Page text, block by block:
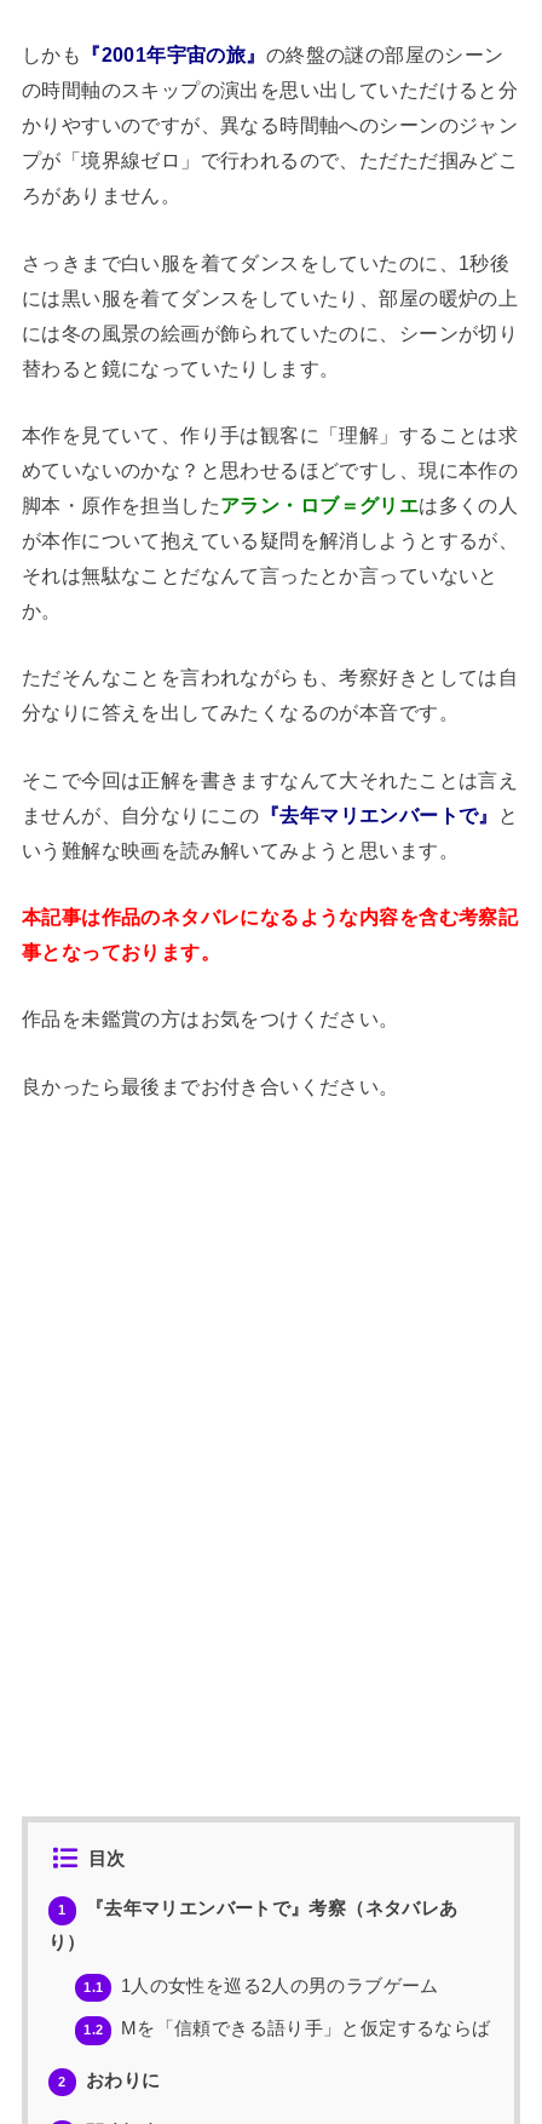
しかも 『2001年宇宙の旅』 の終盤の謎の部屋のシーン
の時間軸のスキップの演出を思い出していただけると分
かりやすいのですが、異なる時間軸へのシーンのジャン
プが「境界線ゼロ」で行われるので、ただただ掴みどこ
ろがありません。
さっきまで白い服を着てダンスをしていたのに、1秒後
には黒い服を着てダンスをしていたり、部屋の暖炉の上
には冬の風景の絵画が飾られていたのに、シーンが切り
替わると鏡になっていたりします。
本作を見ていて、作り手は観客に「理解」することは求
めていないのかな？と思わせるほどですし、現に本作の
脚本・原作を担当したアラン・ロブ＝グリエは多くの人
が本作について抱えている疑問を解消しようとするが、
それは無駄なことだなんて言ったとか言っていないと
か。
ただそんなことを言われながらも、考察好きとしては自
分なりに答えを出してみたくなるのが本音です。
そこで今回は正解を書きますなんて大それたことは言え
ませんが、自分なりにこの 『去年マリエンバートで』
と
いう難解な映画を読み解いてみようと思います。
本記事は作品のネタバレになるような内容を含む考察記
事となっております。
作品を未鑑賞の方はお気をつけください。
良かったら最後までお付き合いください。
目次
1
『去年マリエンバートで』考察（ネタバレあ
り）
1.1 1人の女性を巡る2人の男のラブゲーム
1.2 Mを「信頼できる語り手」と仮定するならば
2 おわりに